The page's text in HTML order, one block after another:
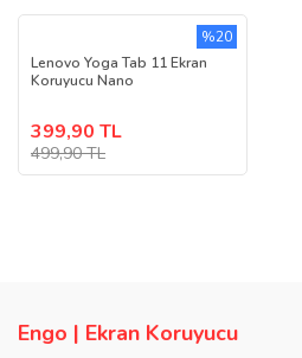
Lenovo Yoga Tab 11 Ekran
Koruyucu Nano
399,90 TL
499,90 TL
%20
Engo | Ekran Koruyucu